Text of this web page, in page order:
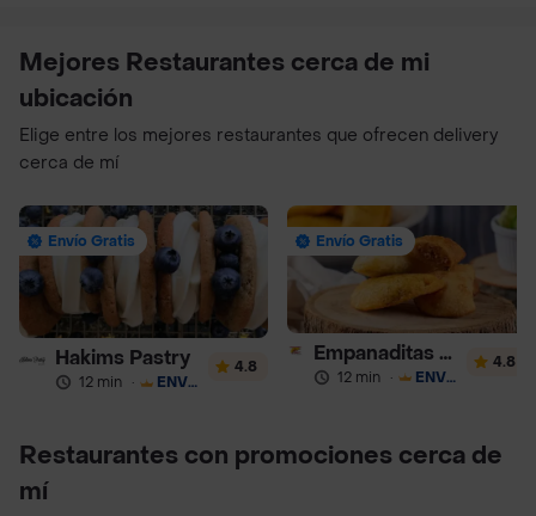
Mejores Restaurantes cerca de mi
ubicación
Elige entre los mejores restaurantes que ofrecen delivery
cerca de mí
Envío Gratis
Hakims Pastry
12 min · ENVÍO GRATIS
4.8
Envío Gratis
Empanaditas de Pipian - Empanadas
12 min · ENVÍO GRATIS
4.8
Restaurantes con promociones cerca de
mí